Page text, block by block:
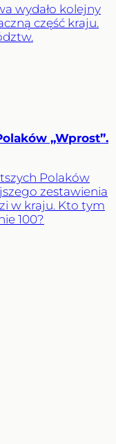
wydało kolejny
część kraju.
„Wprost”.
Polaków
zestawienia
w kraju. Kto tym
100?